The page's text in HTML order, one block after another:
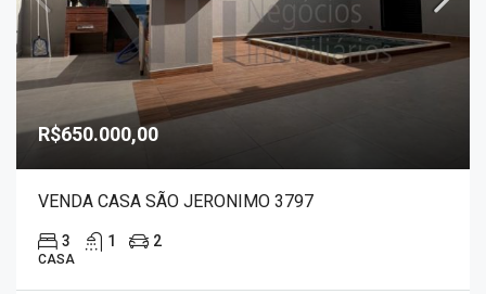
R$650.000,00
VENDA CASA SÃO JERONIMO 3797
3 1 2
CASA